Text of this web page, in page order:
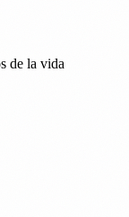
de la vida